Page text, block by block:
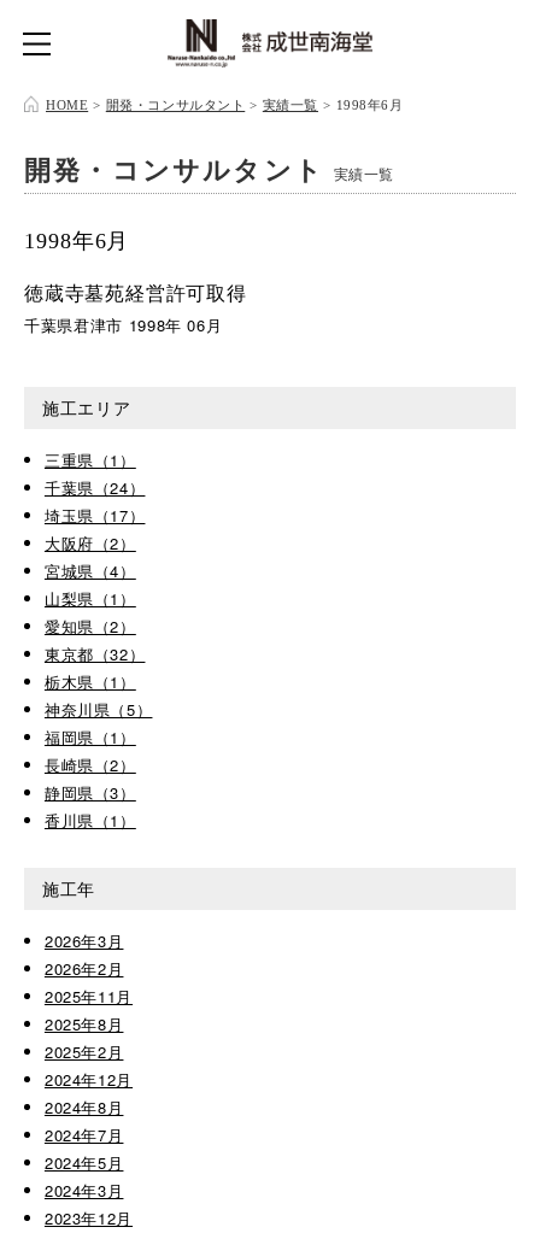
HOME > 開発・コンサルタント > 実績一覧 > 1998年6月
開発・コンサルタント 実績一覧
1998年6月
徳蔵寺墓苑経営許可取得
千葉県君津市 1998年 06月
施工エリア
三重県（1）
千葉県（24）
埼玉県（17）
大阪府（2）
宮城県（4）
山梨県（1）
愛知県（2）
東京都（32）
栃木県（1）
神奈川県（5）
福岡県（1）
長崎県（2）
静岡県（3）
香川県（1）
施工年
2026年3月
2026年2月
2025年11月
2025年8月
2025年2月
2024年12月
2024年8月
2024年7月
2024年5月
2024年3月
2023年12月